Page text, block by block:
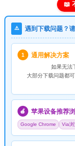
📖
⚠️ 遇到下载问题？
1 通用解决方案
如果无法
大部分下载问题都
🍎 苹果设备推荐
Google Chrome Via浏